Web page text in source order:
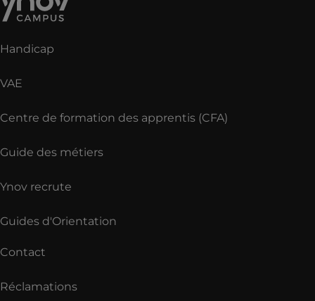
Handicap
VAE
Centre de formation des apprentis (CFA)
Guide des métiers
Ynov recrute
Guides d'Orientation
Contact
Réclamations